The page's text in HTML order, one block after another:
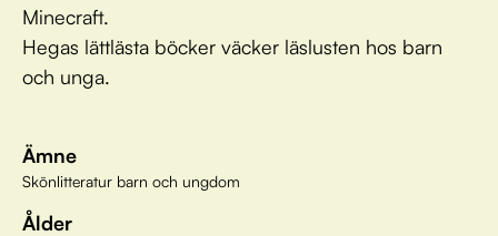
Minecraft.
Hegas lättlästa böcker väcker läslusten hos barn
och unga.
Ämne
Skönlitteratur barn och ungdom
Ålder